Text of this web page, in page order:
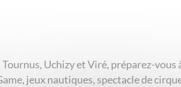
Uchizy et Viré, préparez-
jeux nautiques, spectacle de